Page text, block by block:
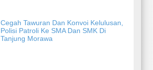
Cegah Tawuran Dan Konvoi Kelulusan,
Polisi Patroli Ke SMA Dan SMK Di
Tanjung Morawa